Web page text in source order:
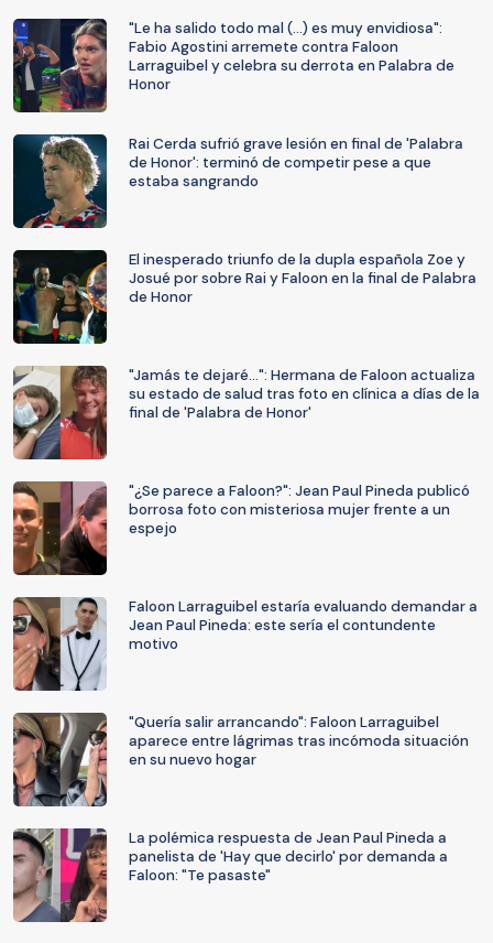
"Le ha salido todo mal (...) es muy envidiosa":
Fabio Agostini arremete contra Faloon
Larraguibel y celebra su derrota en Palabra de
Honor
Rai Cerda sufrió grave lesión en final de 'Palabra
de Honor': terminó de competir pese a que
estaba sangrando
El inesperado triunfo de la dupla española Zoe y
Josué por sobre Rai y Faloon en la final de Palabra
de Honor
"Jamás te dejaré...": Hermana de Faloon actualiza
su estado de salud tras foto en clínica a días de la
final de 'Palabra de Honor'
"¿Se parece a Faloon?": Jean Paul Pineda publicó
borrosa foto con misteriosa mujer frente a un
espejo
Faloon Larraguibel estaría evaluando demandar a
Jean Paul Pineda: este sería el contundente
motivo
"Quería salir arrancando": Faloon Larraguibel
aparece entre lágrimas tras incómoda situación
en su nuevo hogar
La polémica respuesta de Jean Paul Pineda a
panelista de 'Hay que decirlo' por demanda a
Faloon: "Te pasaste"